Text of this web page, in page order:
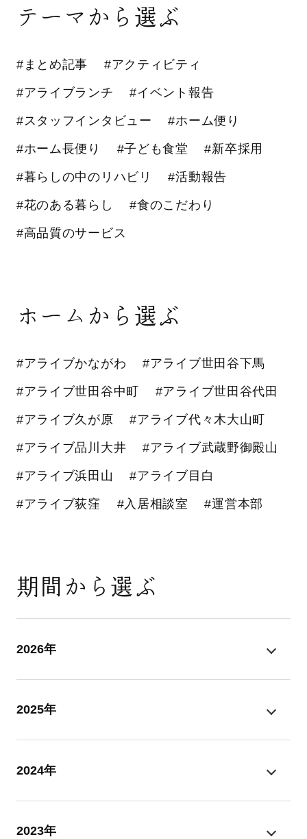
テーマから選ぶ
#まとめ記事 #アクティビティ
#アライブランチ #イベント報告
#スタッフインタビュー #ホーム便り
#ホーム長便り #子ども食堂 #新卒採用
#暮らしの中のリハビリ #活動報告
#花のある暮らし #食のこだわり
#高品質のサービス
ホームから選ぶ
#アライブかながわ #アライブ世田谷下馬
#アライブ世田谷中町 #アライブ世田谷代田
#アライブ久が原 #アライブ代々木大山町
#アライブ品川大井 #アライブ武蔵野御殿山
#アライブ浜田山 #アライブ目白
#アライブ荻窪 #入居相談室 #運営本部
期間から選ぶ
2026年
2025年
2024年
2023年